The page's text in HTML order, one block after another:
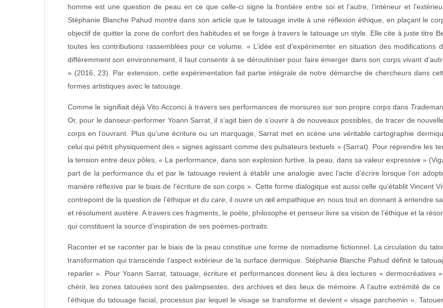
homme est une question de peau en ce que celle‑ci signe la frontière entre soi et l’autre, l’intérieur et
Stéphanie Blanche Pahud montre dans son article que le tatouage invite à une réflexion éthique, en plaçant le
objectif de quitter la zone de confort des habitudes et se forge à travers le tatouage un style. Elle cite à juste titre
toutes les contributions rassemblées pour ce volume. « L’idée est d’expérimenter en situation des
différemment son environnement, il faut consentir à se déroutiniser pour faire émerger dans son corps vivant
» (2016, 23). Par extension, cette expérimentation fait partie intégrale de notre démarche de chercheurs dans
formes artistiques avec le tatouage.
Comme le signifiait déjà Vito Acconci à travers ses performances de morsures sur son propre corps dans
Or, pour le danseur‑performer Yoann Sarrat, il s’agit bien de s’ouvrir à de nouveaux possibles, de tracer de
corps en l’ouvrant. Plus qu’une écriture ou un marquage, Sarrat met en scène une véritable cartographie
celui qui pétrit physiquement des « signes agissant comme des pulsateurs textuels » (Sarrat). Pour reprendre les
la tension entre deux pôles, « La performance, dans son explosion furtive, la peau, dans sa valeur expressive »
part de la performance du et par le tatouage revient à établir une analogie avec l’acte d’écrire lorsque l’on
manière réflexive par le biais de l’écriture de son corps ». Cette forme dialogique est aussi celle qu’établit Vincent
contrepoint de la question de l’éthique et du care, il ouvre un œil empathique en nous tout en donnant à entendre
et résolument austère. A travers ces fragments, le poète, philosophe et penseur livre sa vision de l’éthique et la
qui constituent la source d’inspiration de ses poèmes‑portraits.
Raconter et se raconter par le biais de la peau constitue une forme de nomadisme fictionnel. La circulation du
transformation qui transcende l’aspect extérieur de la surface dermique. Stéphanie Blanche Pahud définit le
reparler ». Pour Yoann Sarrat, tatouage, écriture et performances donnent lieu à des lectures « dermocréatives
chérir, les zones tatouées sont des palimpsestes, des archives et des lieux de mémoire. A l’autre extrémité de
l’éthique du tatouage facial, processus par lequel le visage se transforme et devient « visage parchemin ».